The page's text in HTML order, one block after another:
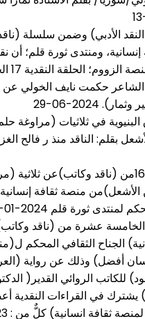
عشر�
الأدبي) وضمن سلسلة
ومنتدى ثورة قلم؛ أن
ومن
حكمت نايف الخولي عن
وثمار). 2024-06-29
البنيوية في ثلاثيات (مراوغة
بقلم: الناقد منذ ر فالح
الحلقة 16من (ناقد وكاتب)عن
الأشعل)من منصة ثقافة إنسانية
لمنتدى ثورة قلم 2024-01-20
الخامسة عشرة من (ناقد
الجناح الثقافي المحكم
أفضل) وذلك عن رواية
للكاتب الروائي القدير(
في القراءات النقدية
لمنصة ثقافة انسانية) كلٌّ من :